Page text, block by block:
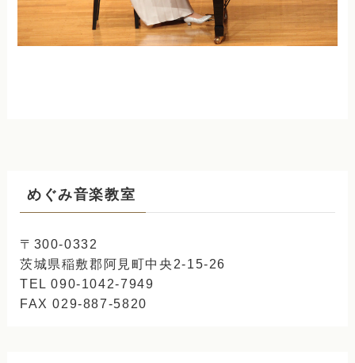
めぐみ音楽教室
〒300-0332
茨城県稲敷郡阿見町中央2-15-26
TEL 090-1042-7949
FAX 029-887-5820